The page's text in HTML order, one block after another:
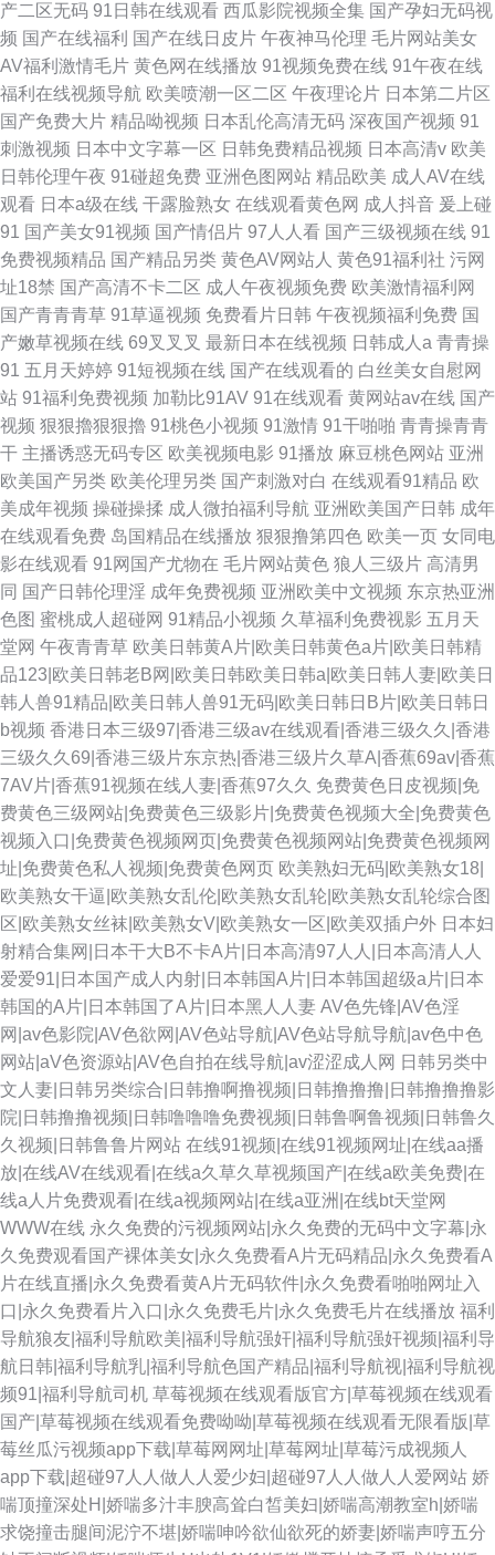
产二区无码 91日韩在线观看 西瓜影院视频全集 国产孕妇无码视
频 国产在线福利 国产在线日皮片 午夜神马伦理 毛片网站美女
AV福利激情毛片 黄色网在线播放 91视频免费在线 91午夜在线
福利在线视频导航 欧美喷潮一区二区 午夜理论片 日本第二片区
国产免费大片 精品呦视频 日本乱伦高清无码 深夜国产视频 91
刺激视频 日本中文字幕一区 日韩免费精品视频 日本高清v 欧美
日韩伦理午夜 91碰超免费 亚洲色图网站 精品欧美 成人AV在线
观看 日本a级在线 干露脸熟女 在线观看黄色网 成人抖音 爰上碰
91 国产美女91视频 国产情侣片 97人人看 国产三级视频在线 91
免费视频精品 国产精品另类 黄色AV网站人 黄色91福利社 污网
址18禁 国产高清不卡二区 成人午夜视频免费 欧美激情福利网
国产青青青草 91草逼视频 免费看片日韩 午夜视频福利免费 国
产嫩草视频在线 69叉叉叉 最新日本在线视频 日韩成人a 青青操
91 五月天婷婷 91短视频在线 国产在线观看的 白丝美女自慰网
站 91福利免费视频 加勒比91AV 91在线观看 黄网站av在线 国产
视频 狠狠擼狠狠擼 91桃色小视频 91激情 91干啪啪 青青操青青
干 主播诱惑无码专区 欧美视频电影 91播放 麻豆桃色网站 亚洲
欧美国产另类 欧美伦理另类 国产刺激对白 在线观看91精品 欧
美成年视频 操碰操揉 成人微拍福利导航 亚洲欧美国产日韩 成年
在线观看免费 岛国精品在线播放 狠狠撸第四色 欧美一页 女同电
影在线观看 91网国产尤物在 毛片网站黄色 狼人三级片 高清男
同 国产日韩伦理淫 成年免费视频 亚洲欧美中文视频 东京热亚洲
色图 蜜桃成人超碰网 91精品小视频 久草福利免费视影 五月天
堂网 午夜青青草 欧美日韩黄A片|欧美日韩黄色a片|欧美日韩精
品123|欧美日韩老B网|欧美日韩欧美日韩a|欧美日韩人妻|欧美日
韩人兽91精品|欧美日韩人兽91无码|欧美日韩日B片|欧美日韩日
b视频 香港日本三级97|香港三级av在线观看|香港三级久久|香港
三级久久69|香港三级片东京热|香港三级片久草A|香蕉69av|香蕉
7AV片|香蕉91视频在线人妻|香蕉97久久 免费黄色日皮视频|免
费黄色三级网站|免费黄色三级影片|免费黄色视频大全|免费黄色
视频入口|免费黄色视频网页|免费黄色视频网站|免费黄色视频网
址|免费黄色私人视频|免费黄色网页 欧美熟妇无码|欧美熟女18|
欧美熟女干逼|欧美熟女乱伦|欧美熟女乱轮|欧美熟女乱轮综合图
区|欧美熟女丝袜|欧美熟女V|欧美熟女一区|欧美双插户外 日本妇
射精合集网|日本干大B不卡A片|日本高清97人人|日本高清人人
爱爱91|日本国产成人内射|日本韩国A片|日本韩国超级a片|日本
韩国的A片|日本韩国了A片|日本黑人人妻 AV色先锋|AV色淫
网|av色影院|AV色欲网|AV色站导航|AV色站导航导航|av色中色
网站|aV色资源站|AV色自拍在线导航|av涩涩成人网 日韩另类中
文人妻|日韩另类综合|日韩撸啊撸视频|日韩撸撸撸|日韩撸撸撸影
院|日韩撸撸视频|日韩噜噜噜免费视频|日韩鲁啊鲁视频|日韩鲁久
久视频|日韩鲁鲁片网站 在线91视频|在线91视频网址|在线aa播
放|在线AV在线观看|在线a久草久草视频国产|在线a欧美免费|在
线a人片免费观看|在线a视频网站|在线a亚洲|在线bt天堂网
WWW在线 永久免费的污视频网站|永久免费的无码中文字幕|永
久免费观看国产裸体美女|永久免费看A片无码精品|永久免费看A
片在线直播|永久免费看黄A片无码软件|永久免费看啪啪网址入
口|永久免费看片入口|永久免费毛片|永久免费毛片在线播放 福利
导航狼友|福利导航欧美|福利导航强奸|福利导航强奸视频|福利导
航日韩|福利导航乳|福利导航色国产精品|福利导航视|福利导航视
频91|福利导航司机 草莓视频在线观看版官方|草莓视频在线观看
国产|草莓视频在线观看免费呦呦|草莓视频在线观看无限看版|草
莓丝瓜污视频app下载|草莓网网址|草莓网址|草莓污成视频人
app下载|超碰97人人做人人爱少妇|超碰97人人做人人爱网站 娇
喘顶撞深处H|娇喘多汁丰腴高耸白皙美妇|娇喘高潮教室h|娇喘
求饶撞击腿间泥泞不堪|娇喘呻吟欲仙欲死的娇妻|娇喘声哼五分